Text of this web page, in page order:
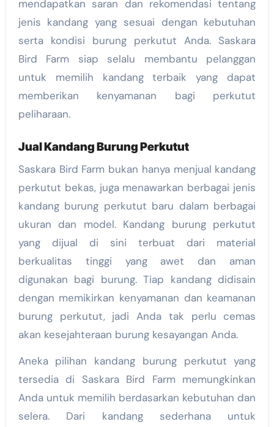
mendapatkan saran dan rekomendasi tentang
jenis kandang yang sesuai dengan kebutuhan
serta kondisi burung perkutut Anda. Saskara
Bird Farm siap selalu membantu pelanggan
untuk memilih kandang terbaik yang dapat
memberikan kenyamanan bagi perkutut
peliharaan.
Jual Kandang Burung Perkutut
Saskara Bird Farm bukan hanya menjual kandang
perkutut bekas, juga menawarkan berbagai jenis
kandang burung perkutut baru dalam berbagai
ukuran dan model. Kandang burung perkutut
yang dijual di sini terbuat dari material
berkualitas tinggi yang awet dan aman
digunakan bagi burung. Tiap kandang didisain
dengan memikirkan kenyamanan dan keamanan
burung perkutut, jadi Anda tak perlu cemas
akan kesejahteraan burung kesayangan Anda.
Aneka pilihan kandang burung perkutut yang
tersedia di Saskara Bird Farm memungkinkan
Anda untuk memilih berdasarkan kebutuhan dan
selera. Dari kandang sederhana untuk